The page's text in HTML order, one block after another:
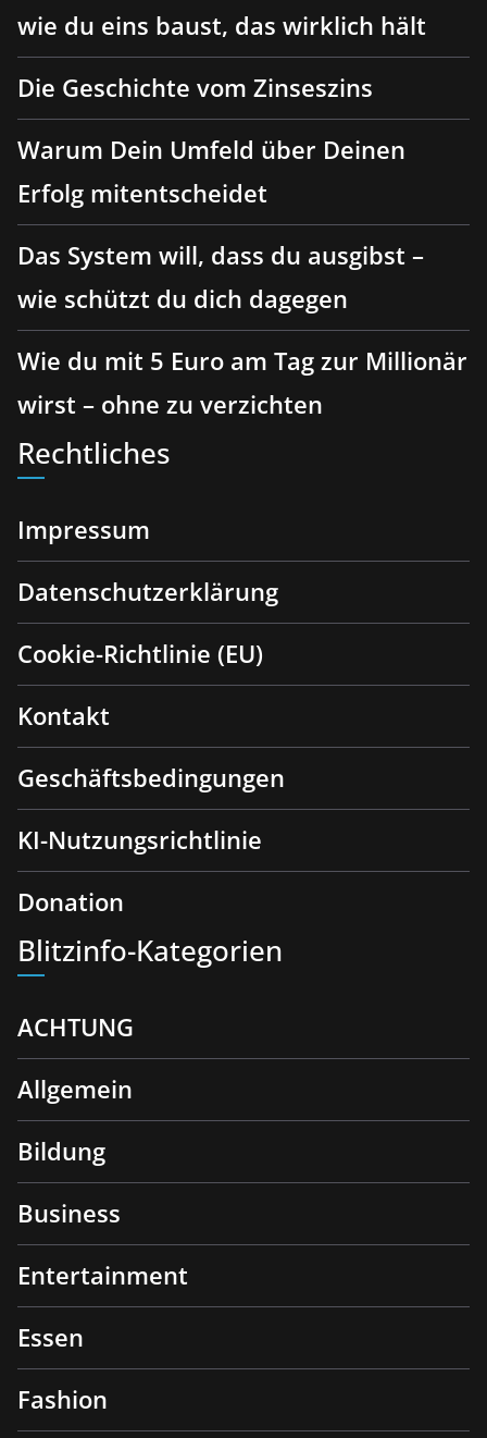
wie du eins baust, das wirklich hält
Die Geschichte vom Zinseszins
Warum Dein Umfeld über Deinen
Erfolg mitentscheidet
Das System will, dass du ausgibst –
wie schützt du dich dagegen
Wie du mit 5 Euro am Tag zur Millionär
wirst – ohne zu verzichten
Rechtliches
Impressum
Datenschutzerklärung
Cookie-Richtlinie (EU)
Kontakt
Geschäftsbedingungen
KI-Nutzungsrichtlinie
Donation
Blitzinfo-Kategorien
ACHTUNG
Allgemein
Bildung
Business
Entertainment
Essen
Fashion